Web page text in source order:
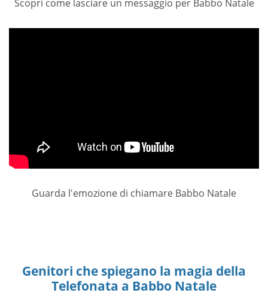
Scopri come lasciare un messaggio per Babbo Natale
Guarda l'emozione di chiamare Babbo Natale
Genitori che spiegano la magia della
Telefonata a Babbo Natale